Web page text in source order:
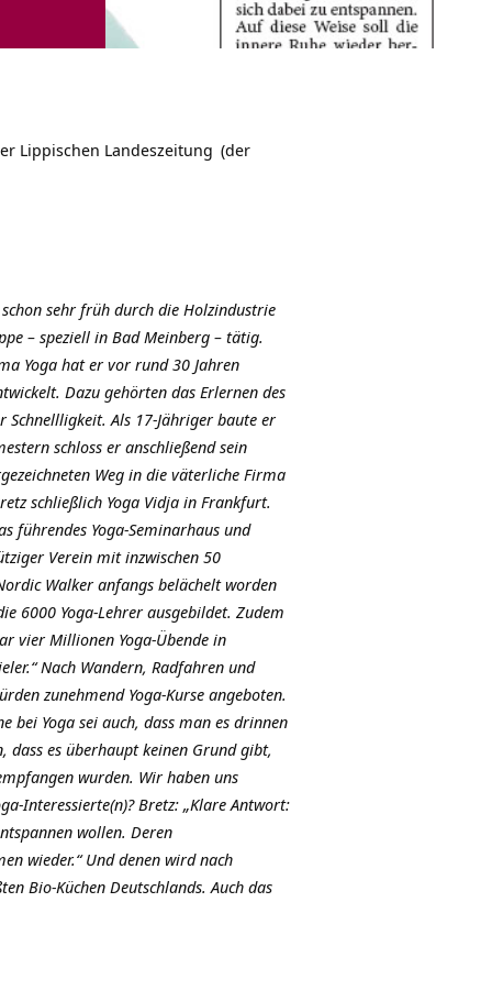
Lippischen Landeszeitung (der
sehr früh durch die Holzindustrie
– speziell in Bad Meinberg – tätig.
Yoga hat er vor rund 30 Jahren
Dazu gehörten das Erlernen des
Schnellligkeit. Als 17-Jähriger baute er
schloss er anschließend sein
Weg in die väterliche Firma
schließlich Yoga Vidja in Frankfurt.
führendes Yoga-Seminarhaus und
Verein mit inzwischen 50
Walker anfangs belächelt worden
6000 Yoga-Lehrer ausgebildet. Zudem
vier Millionen Yoga-Übende in
Nach Wandern, Radfahren und
zunehmend Yoga-Kurse angeboten.
bei Yoga sei auch, dass man es drinnen
dass es überhaupt keinen Grund gibt,
wurden. Wir haben uns
Interessierte(n)? Bretz: „Klare Antwort:
wollen. Deren
wieder.“ Und denen wird nach
Bio-Küchen Deutschlands. Auch das